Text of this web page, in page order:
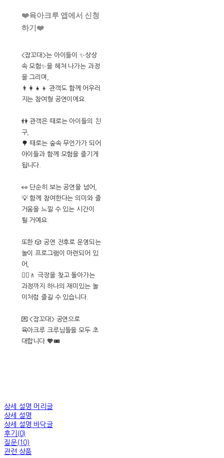
❤️육아크루 앱에서 신청
하기❤️
<잠꼬대>는 아이들이 ✨상상
속 모험✨을 헤쳐 나가는 과정
을 그리며,
👨‍👩‍👧‍👦 관객도 함께 어우러
지는 참여형 공연이에요.
👫 관객은 때로는 아이들의 친
구,
🌳 때로는 숲속 무언가가 되어
아이들과 함께 모험을 즐기게
됩니다.
👀 단순히 보는 공연을 넘어,
💡 함께 참여한다는 의미와 즐
거움을 느낄 수 있는 시간이
될 거예요.
또한 🎲 공연 전후로 운영되는
놀이 프로그램이 마련되어 있
어,
🚶‍♀️🚶 극장을 찾고 돌아가는
과정까지 하나의 재미있는 놀
이처럼 즐길 수 있습니다.
💌 <잠꼬대> 공연으로
육아크루 크루님들을 모두 초
대합니다 🧡🎟️
상세 설명 머리글
상세 설명
상세 설명 바닥글
후기(0)
질문(10)
관련 상품